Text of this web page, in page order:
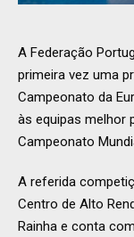
A Federação
primeira vez uma
Campeonato da
às equipas melhor
Campeonato
A referida
Centro de Alto
Rainha e conta